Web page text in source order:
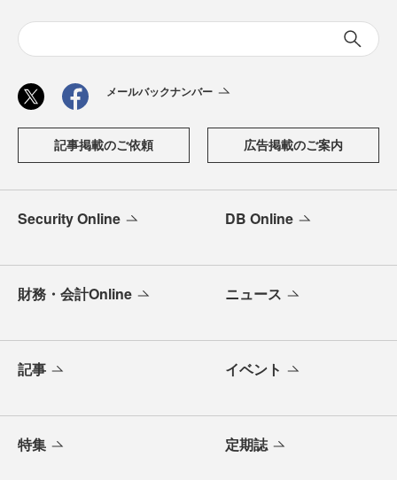
メールバックナンバー
記事掲載のご依頼 広告掲載のご案内
Security Online DB Online
財務・会計Online ニュース
記事 イベント
特集 定期誌